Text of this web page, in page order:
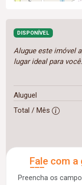
DISPONÍVEL
Alugue este imóvel
lugar ideal para você.
Aluguel
Total / Mês
Fale com
Preencha os